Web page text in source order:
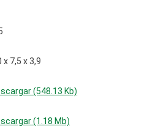
x 7,5 x 3,9
(548.13 Kb)
(1.18 Mb)